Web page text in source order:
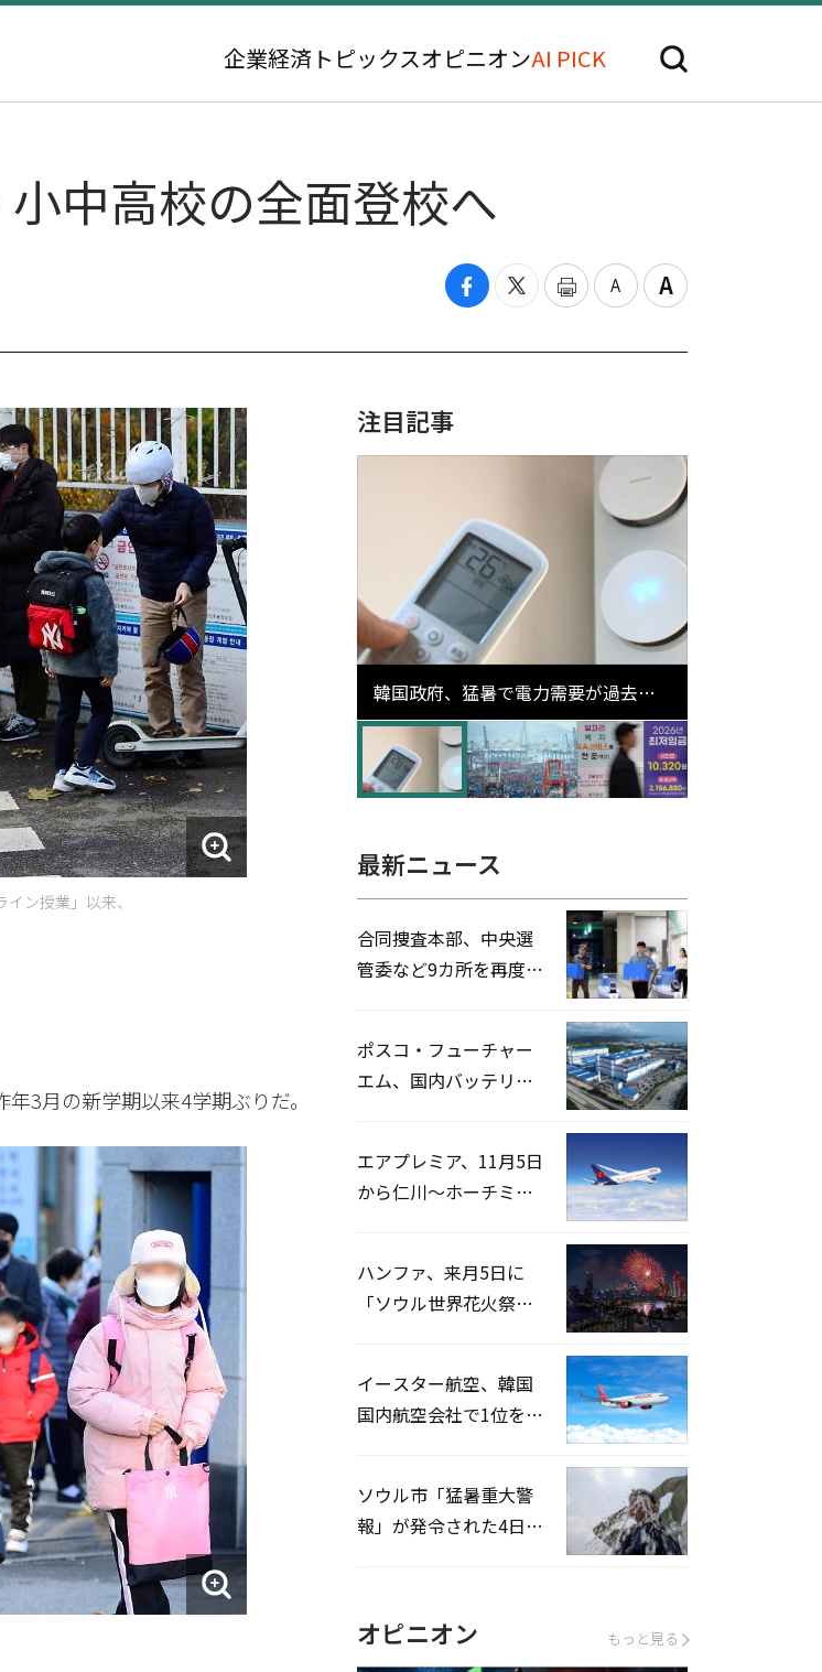
企業経済 トピックスオピニオンAI PICK
中高校の全面登校へ
ン授業」以来、
3月の新学期以来4学期ぶりだ。
注目記事
韓国政府、猛暑で電力需要が過去最
高更新の可能性に需給対応体制を点
検
最新ニュース
合同捜査本部、中央選
管委など9カ所を再度家
ポスコ・フューチャー
エム、国内バッテリー
エアプレミア、11月5日
から仁川〜ホーチミン
ハンファ、来月5日に
「ソウル世界花火祭り
イースター航空、韓国
国内航空会社で1位を記
ソウル市「猛暑重大警
報」が発令された4日、
オピニオン もっと見る